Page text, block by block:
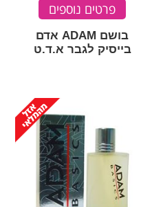
פרטים נוספים
בושם ADAM אדם
בייסיק לגבר א.ד.ט